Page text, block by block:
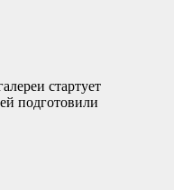
стартует
подготовили